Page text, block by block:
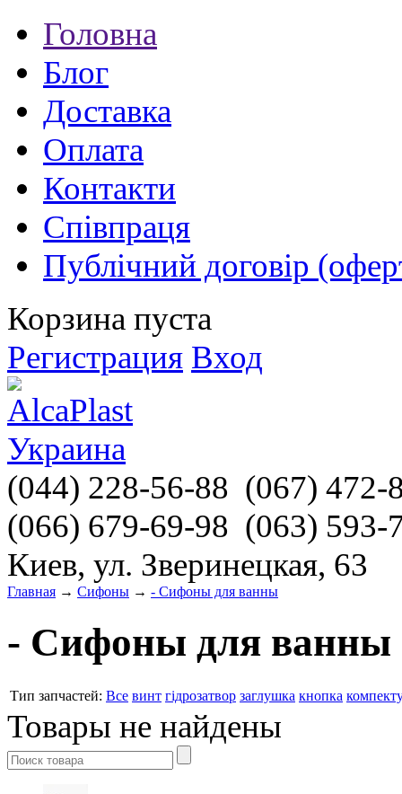
Головна
Блог
Доставка
Оплата
Контакти
Співпраця
Публічний договір
Корзина пуста
Регистрация Вход
(044) 228-56-88 (067) 472-
(066) 679-69-98 (063) 593-
Киев, ул. Зверинецкая, 63
Главная → Сифоны → - Сифоны для ванны
- Сифоны для ванны
Тип запчастей: Все винт гідрозатвор заглушка кнопка
Товары не найдены